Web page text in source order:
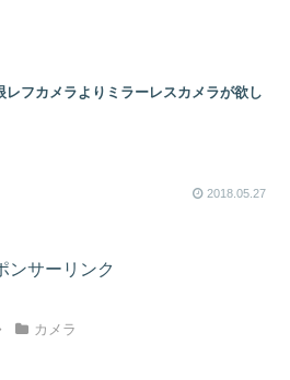
レフカメラよりミラーレスカメラが欲し
2018.05.27
ンサーリンク
カメラ